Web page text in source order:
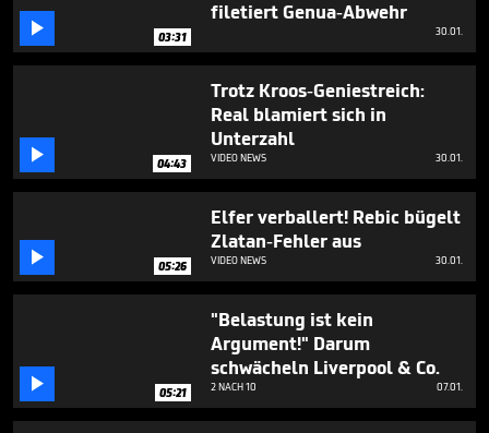
minutes,
seconds
 03:31
filetiert Genua-Abwehr
30.01.
 04:43
Trotz Kroos-Geniestreich:
Real blamiert sich in
Unterzahl
VIDEO NEWS 30.01.
 05:26
Elfer verballert! Rebic bügelt
Zlatan-Fehler aus
VIDEO NEWS 30.01.
 05:21
"Belastung ist kein
Argument!" Darum
schwächeln Liverpool & Co.
2 NACH 10 07.01.